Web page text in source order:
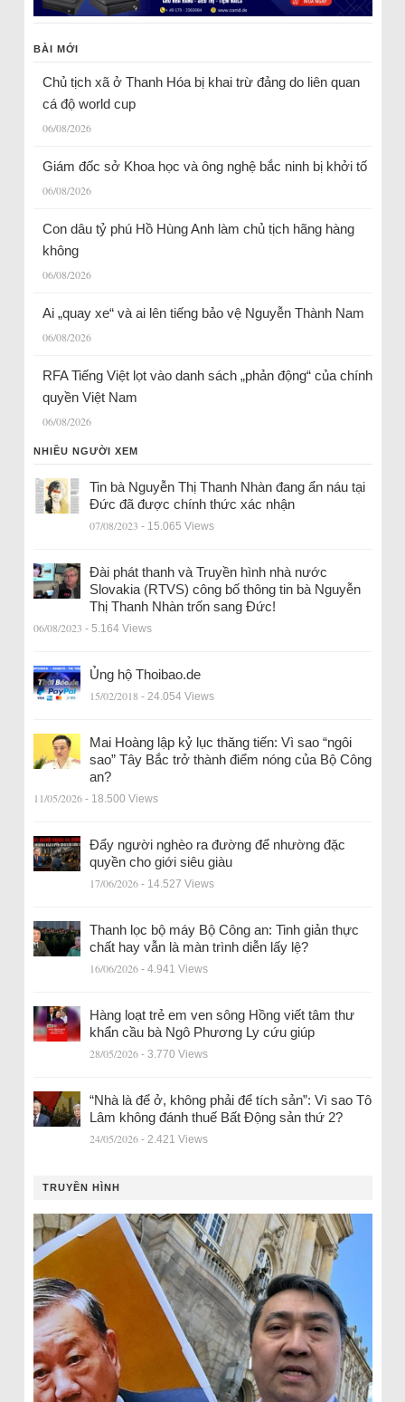
BÀI MỚI
Chủ tịch xã ở Thanh Hóa bị khai trừ đảng do liên quan
cá độ world cup
06/08/2026
Giám đốc sở Khoa học và ông nghệ bắc ninh bị khởi tố
06/08/2026
Con dâu tỷ phú Hồ Hùng Anh làm chủ tịch hãng hàng
không
06/08/2026
Ai „quay xe“ và ai lên tiếng bảo vệ Nguyễn Thành Nam
06/08/2026
RFA Tiếng Việt lọt vào danh sách „phản động“ của chính
quyền Việt Nam
06/08/2026
NHIỀU NGƯỜI XEM
Tin bà Nguyễn Thị Thanh Nhàn đang ẩn náu tại
Đức đã được chính thức xác nhận
07/08/2023 - 15.065 Views
Đài phát thanh và Truyền hình nhà nước
Slovakia (RTVS) công bố thông tin bà Nguyễn
Thị Thanh Nhàn trốn sang Đức!
06/08/2023 - 5.164 Views
Ủng hộ Thoibao.de
15/02/2018 - 24.054 Views
Mai Hoàng lập kỷ lục thăng tiến: Vì sao “ngôi
sao” Tây Bắc trở thành điểm nóng của Bộ Công
an?
11/05/2026 - 18.500 Views
Đẩy người nghèo ra đường để nhường đặc
quyền cho giới siêu giàu
17/06/2026 - 14.527 Views
Thanh lọc bộ máy Bộ Công an: Tinh giản thực
chất hay vẫn là màn trình diễn lấy lệ?
16/06/2026 - 4.941 Views
Hàng loạt trẻ em ven sông Hồng viết tâm thư
khẩn cầu bà Ngô Phương Ly cứu giúp
28/05/2026 - 3.770 Views
“Nhà là để ở, không phải để tích sản”: Vì sao Tô
Lâm không đánh thuế Bất Động sản thứ 2?
24/05/2026 - 2.421 Views
TRUYỀN HÌNH